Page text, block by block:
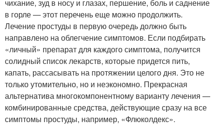
чихание, зуд в носу и глазах, першение, боль и саднение
в горле — этот перечень еще можно продолжить.
Лечение простуды в первую очередь должно быть
направлено на облегчение симптомов. Если подбирать
«личный» препарат для каждого симптома, получится
солидный список лекарств, которые придется пить,
капать, рассасывать на протяжении целого дня. Это не
только утомительно, но и неэкономно. Прекрасная
альтернатива многокомпонентному варианту лечения —
комбинированные средства, действующие сразу на все
симптомы простуды, например, «Флюколдекс».